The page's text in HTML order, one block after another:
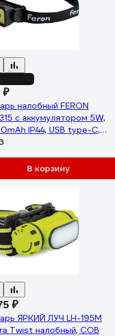
₽
налобный FERON
c аккумулятором 5W,
IP44, USB type-C,
51620
В корзину
₽
ЯРКИЙ ЛУЧ LH-195М
Twist налобный, COB